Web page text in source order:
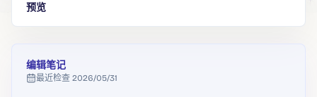
预览
编辑笔记
最近检查 2026/05/31